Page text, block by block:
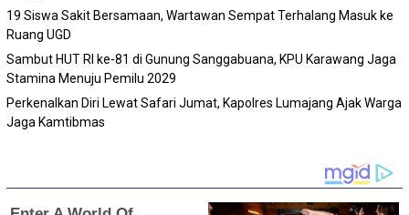
19 Siswa Sakit Bersamaan, Wartawan Sempat Terhalang Masuk ke
Ruang UGD
Sambut HUT RI ke-81 di Gunung Sanggabuana, KPU Karawang Jaga
Stamina Menuju Pemilu 2029
Perkenalkan Diri Lewat Safari Jumat, Kapolres Lumajang Ajak Warga
Jaga Kamtibmas